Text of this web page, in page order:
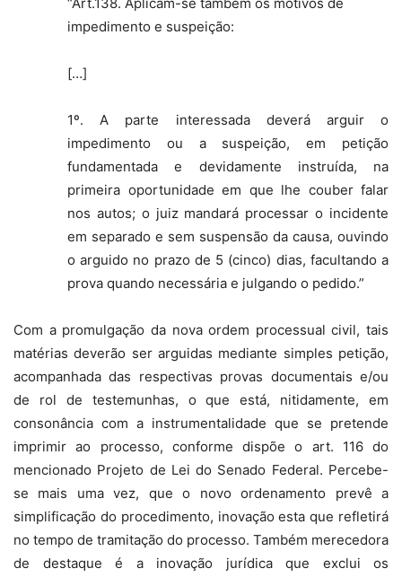
impedimento e suspeição:
[…]
1º. A parte interessada deverá arguir o
impedimento ou a suspeição, em petição
fundamentada e devidamente instruída, na
primeira oportunidade em que lhe couber falar
nos autos; o juiz mandará processar o incidente
em separado e sem suspensão da causa, ouvindo
o arguido no prazo de 5 (cinco) dias, facultando a
prova quando necessária e julgando o pedido.”
Com a promulgação da nova ordem processual civil, tais
matérias deverão ser arguidas mediante simples petição,
acompanhada das respectivas provas documentais e/ou
de rol de testemunhas, o que está, nitidamente, em
consonância com a instrumentalidade que se pretende
imprimir ao processo, conforme dispõe o art. 116 do
mencionado Projeto de Lei do Senado Federal. Percebe-
se mais uma vez, que o novo ordenamento prevê a
simplificação do procedimento, inovação esta que refletirá
no tempo de tramitação do processo. Também merecedora
de destaque é a inovação jurídica que exclui os